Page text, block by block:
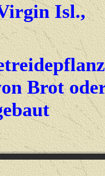
Isl.,
Brot